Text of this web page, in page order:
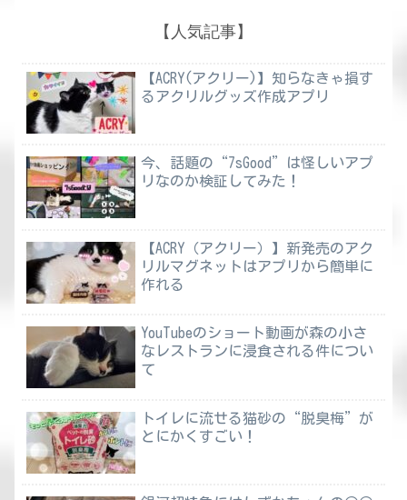
【人気記事】
【ACRY(アクリー)】知らなきゃ損す
るアクリルグッズ作成アプリ
今、話題の“7sGood”は怪しいアプ
リなのか検証してみた！
【ACRY（アクリー）】新発売のアク
リルマグネットはアプリから簡単に
作れる
YouTubeのショート動画が森の小さ
なレストランに浸食される件につい
て
トイレに流せる猫砂の“脱臭梅”が
とにかくすごい！